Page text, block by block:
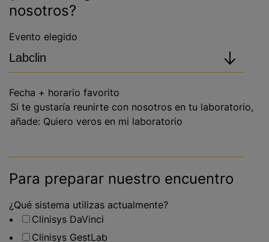
nosotros?
Evento elegido
Fecha + horario favorito
Si te gustaría reunirte con nosotros en tu laboratorio,
añade: Quiero veros en mi laboratorio
Para preparar nuestro encuentro
¿Qué sistema utilizas actualmente?
Clinisys DaVinci
Clinisys GestLab